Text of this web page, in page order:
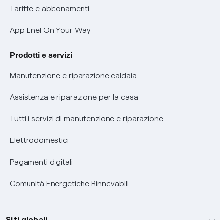
Phishing e truffe online
Verifica chi ti ha chiamato
Informativa RAEE
Tariffe e abbonamenti
App Enel On Your Way
Prodotti e servizi
Manutenzione e riparazione caldaia
Assistenza e riparazione per la casa
Tutti i servizi di manutenzione e riparazione
Elettrodomestici
Pagamenti digitali
Comunità Energetiche Rinnovabili